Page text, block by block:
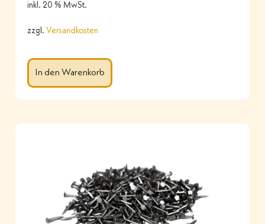
inkl. 20 % MwSt.
zzgl. Versandkosten
In den Warenkorb